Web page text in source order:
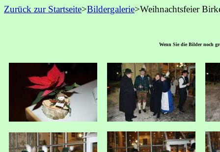
Zurück zur Startseite>Bildergalerie>Weihnachtsfeier
Wenn Sie die Bilder noch